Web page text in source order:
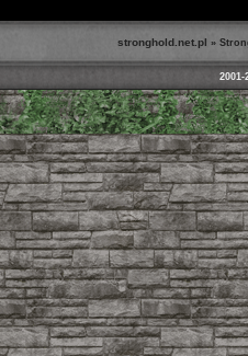
stronghold.net.pl »